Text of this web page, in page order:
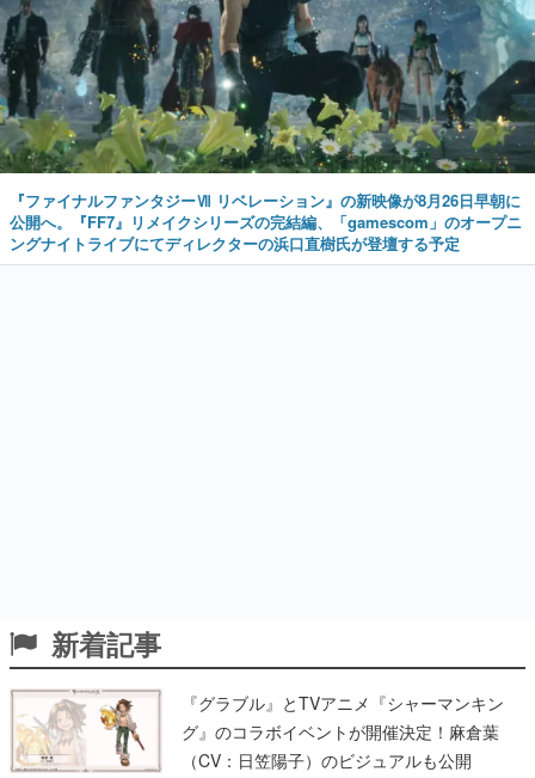
『ファイナルファンタジーⅦ リベレーション』の新映像が8月26日早朝に
公開へ。『FF7』リメイクシリーズの完結編、「gamescom」のオープニ
ングナイトライブにてディレクターの浜口直樹氏が登壇する予定
新着記事
『グラブル』とTVアニメ『シャーマンキン
グ』のコラボイベントが開催決定！麻倉葉
（CV：日笠陽子）のビジュアルも公開